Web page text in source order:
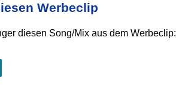
Werbeclip
diesen Song/Mix aus dem Werbeclip: